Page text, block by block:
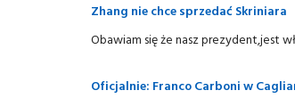
Zhang nie chce sprzedać Skriniara
Obawiam się że nasz prezydent,jest
Oficjalnie: Franco Carboni w